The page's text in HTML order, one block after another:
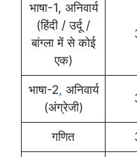
भाषा-1, अनिवार्य
(हिंदी / उर्दू /
बांग्ला में से कोई
एक)
भाषा-2, अनिवार्य
(अंग्रेजी)
गणित